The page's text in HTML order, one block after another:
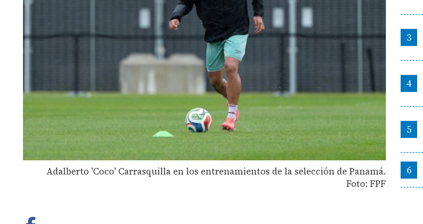
Adalberto 'Coco' Carrasquilla en los entrenamientos de la selección de Panamá.
Foto: FPF
3
4
5
6